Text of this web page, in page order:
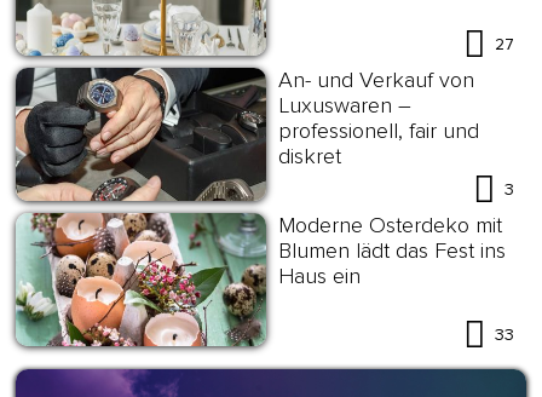
27
An- und Verkauf von
Luxuswaren –
professionell, fair und
diskret
3
Moderne Osterdeko mit
Blumen lädt das Fest ins
Haus ein
33